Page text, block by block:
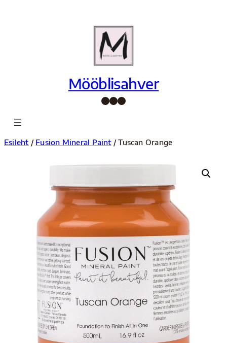
Mööblisahver
Facebook InstagramPinterest
Esileht / Fusion Mineral Paint / Tuscan Orange